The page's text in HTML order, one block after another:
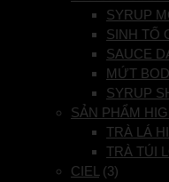
SYRUP
SINH TỐ
SAUCE
MỨT
SYRUP
SẢN PHẨM
TRÀ LÁ
TRÀ TÚI
CIEL (3)